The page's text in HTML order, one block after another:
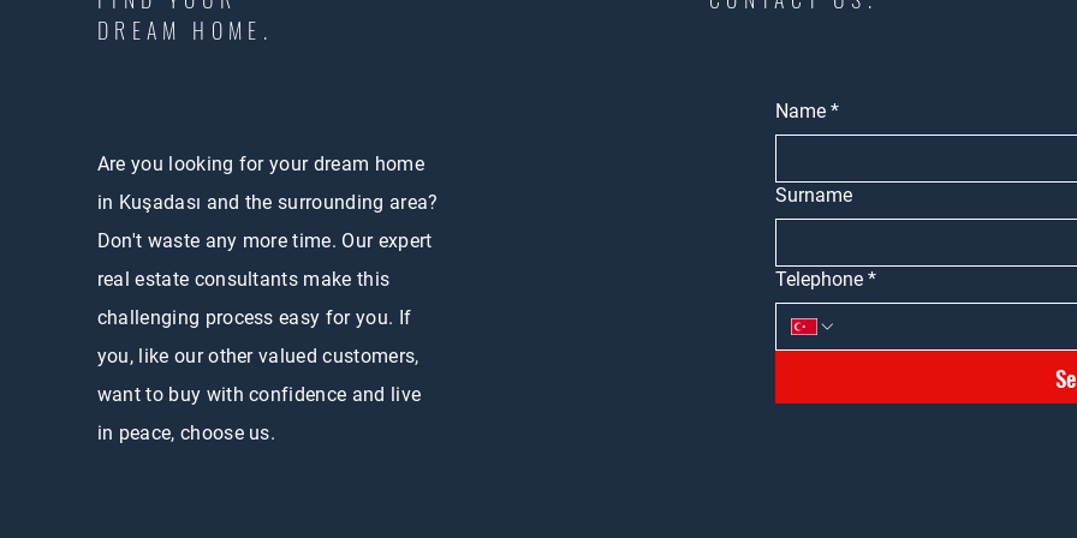
DREAM HOME.
Are you looking for your dream home
in Kuşadası and the surrounding area?
Don't waste any more time. Our expert
real estate consultants make this
challenging process easy for you. If
you, like our other valued customers,
want to buy with confidence and live
in peace, choose us.
Name *
Surname
Telephone *